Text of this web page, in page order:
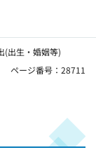
(出生・婚姻等)
ページ番号：28711